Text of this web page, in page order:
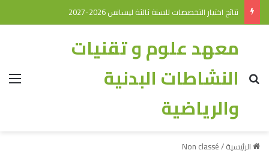
نتائج اختيار التخصصات للسنة ثالثة ليسانس 2026-2027
معهد علوم و تقنيات
النشاطات البدنية
والرياضية
الرئيسية/
Non classé